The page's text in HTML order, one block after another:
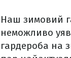
Наш зимовий
неможливо
гардероба на